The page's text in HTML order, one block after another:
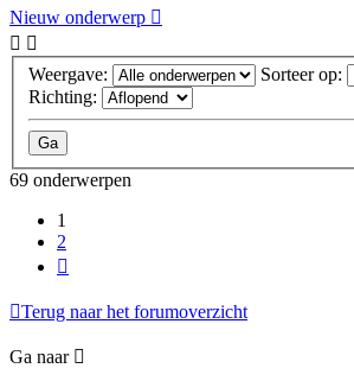
Nieuw onderwerp
Weergave:
Sorteer op:
Richting:
69 onderwerpen
1
2
Terug naar het forumoverzicht
Ga naar